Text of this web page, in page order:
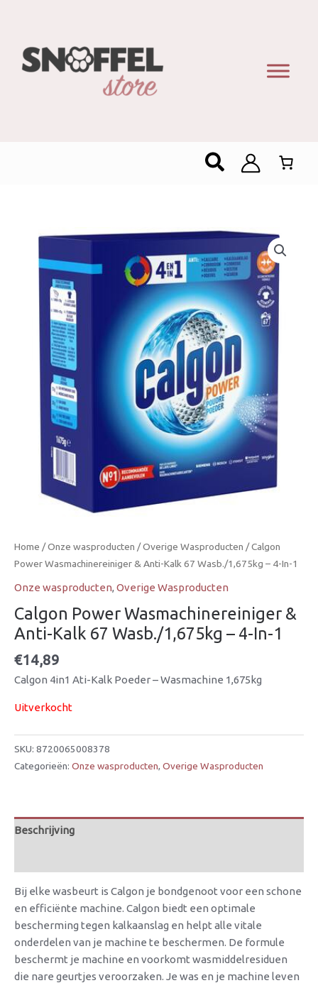
Zoeken
Home /Onze wasproducten /Overige Wasproducten / Calgon
Power Wasmachinereiniger & Anti-Kalk 67 Wasb./1,675kg – 4-In-1
Onze wasproducten, Overige Wasproducten
Calgon Power Wasmachinereiniger &
Anti-Kalk 67 Wasb./1,675kg – 4-In-1
€14,89
Calgon 4in1 Ati-Kalk Poeder – Wasmachine 1,675kg
Uitverkocht
SKU: 8720065008378
Categorieën: Onze wasproducten, Overige Wasproducten
Beschrijving
Bij elke wasbeurt is Calgon je bondgenoot voor een schone
en efficiënte machine. Calgon biedt een optimale
bescherming tegen kalkaanslag en helpt alle vitale
onderdelen van je machine te beschermen. De formule
beschermt je machine en voorkomt wasmiddelresiduen
die nare geurtjes veroorzaken. Je was en je machine leven